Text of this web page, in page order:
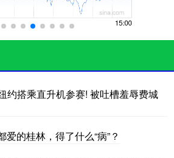
约搭乘直升机参赛! 被吐槽羞辱费城
的桂林，得了什么“病”？